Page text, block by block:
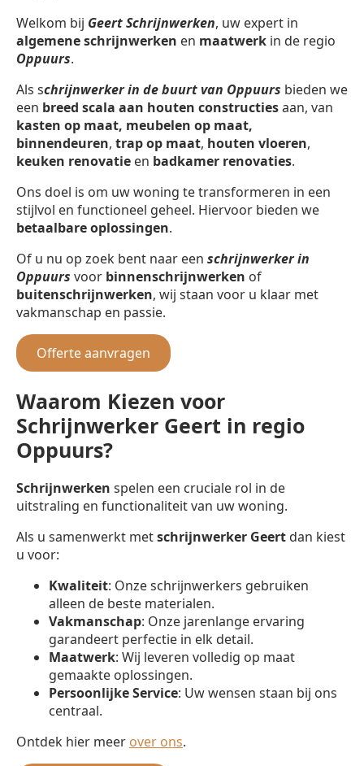
Welkom bij Geert Schrijnwerken, uw expert in
algemene schrijnwerken en maatwerk in de regio
Oppuurs.
Als schrijnwerker in de buurt van Oppuurs bieden we
een breed scala aan houten constructiesaan, van
kasten op maat, meubelen op maat,
binnendeuren, trap op maat, houten vloeren,
keuken renovatie en badkamer renovaties.
Ons doel is om uw woning te transformeren in een
stijlvol en functioneel geheel. Hiervoor bieden we
betaalbare oplossingen.
Of u nu op zoek bent naar een schrijnwerker in
Oppuurs voor binnenschrijnwerken of
buitenschrijnwerken, wij staan voor u klaar met
vakmanschap en passie.
Offerte aanvragen
Waarom Kiezen voor
Schrijnwerker Geert in regio
Oppuurs?
Schrijnwerken spelen een cruciale rol in de
uitstraling en functionaliteit van uw woning.
Als u samenwerkt metschrijnwerker Geert dan kiest
u voor:
Kwaliteit: Onze schrijnwerkers gebruiken
alleen de beste materialen.
Vakmanschap: Onze jarenlange ervaring
garandeert perfectie in elk detail.
Maatwerk: Wij leveren volledig op maat
gemaakte oplossingen.
Persoonlijke Service: Uw wensen staan bij ons
centraal.
Ontdek hier meer over ons.